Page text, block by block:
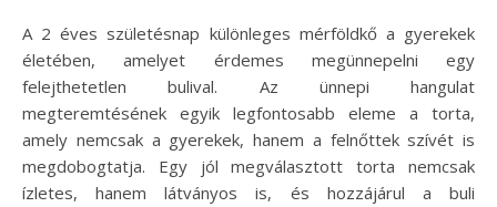
A 2 éves születésnap különleges mérföldkő a gyerekek
életében, amelyet érdemes megünnepelni egy
felejthetetlen bulival. Az ünnepi hangulat
megteremtésének egyik legfontosabb eleme a torta,
amely nemcsak a gyerekek, hanem a felnőttek szívét is
megdobogtatja. Egy jól megválasztott torta nemcsak
ízletes, hanem látványos is, és hozzájárul a buli